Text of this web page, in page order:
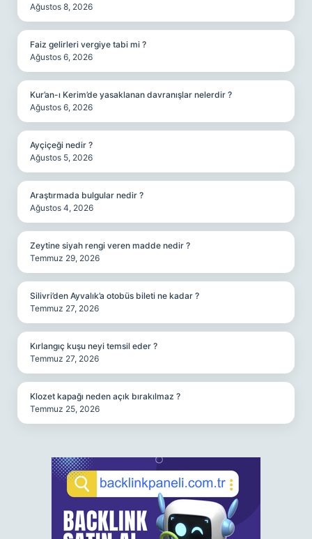
Ağustos 8, 2026
Faiz gelirleri vergiye tabi mi ?
Ağustos 6, 2026
Kur’an-ı Kerim’de yasaklanan davranışlar nelerdir ?
Ağustos 6, 2026
Ayçiçeği nedir ?
Ağustos 5, 2026
Araştırmada bulgular nedir ?
Ağustos 4, 2026
Zeytine siyah rengi veren madde nedir ?
Temmuz 29, 2026
Silivri’den Ayvalık’a otobüs bileti ne kadar ?
Temmuz 27, 2026
Kırlangıç kuşu neyi temsil eder ?
Temmuz 27, 2026
Klozet kapağı neden açık bırakılmaz ?
Temmuz 25, 2026